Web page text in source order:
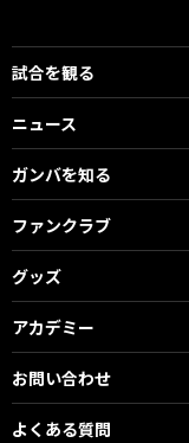
試合を観る
ニュース
ガンバを知る
ファンクラブ
グッズ
アカデミー
お問い合わせ
よくある質問